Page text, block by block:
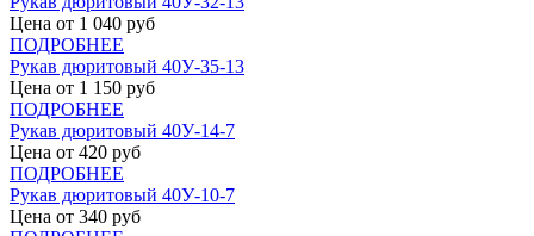
Цена от 1 040 руб
ПОДРОБНЕЕ
Рукав дюритовый 40У-35-13
Цена от 1 150 руб
ПОДРОБНЕЕ
Рукав дюритовый 40У-14-7
Цена от 420 руб
ПОДРОБНЕЕ
Рукав дюритовый 40У-10-7
Цена от 340 руб